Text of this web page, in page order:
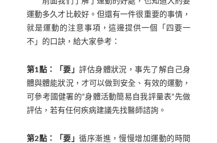
運動多久才比較好。但還有一件很重要的事情，
就是運動的注意事項，這邊提供一個「四要一
不」的口訣，給大家參考：
第1點：「要」評估身體狀況，事先了解自己身
體與體能狀況，才可以做到安全、有效的運動，
可參考國健署的”身體活動簡易自我評量表”先做
評估，若有任何疾病建議先找醫師諮詢。
第2點：「要」循序漸進，慢慢增加運動的時間